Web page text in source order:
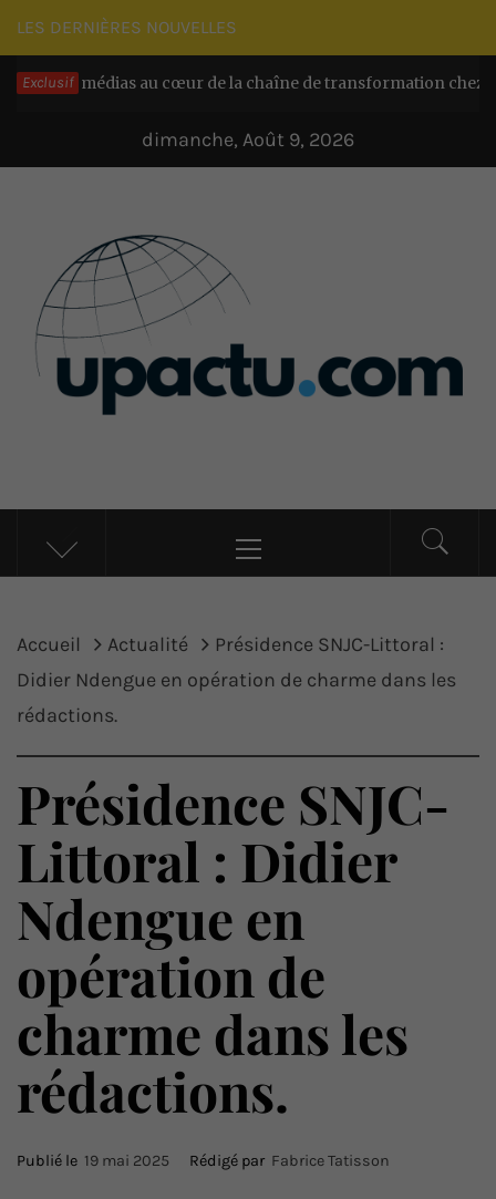
Passer
au
contenu
LES DERNIÈRES NOUVELLES
Exclusif
médias au cœur de la chaîne de transformation chez Ecogreen.
dimanche, Août 9, 2026
UP ACTU
L’actualité d’ici et d’ailleurs
principal
Accueil Actualité
Présidence SNJC-Littoral :
Didier Ndengue en opération de charme dans les
rédactions.
Présidence SNJC-
Littoral : Didier
Ndengue en
opération de
charme dans les
rédactions.
Publié le 19 mai 2025 Rédigé par Fabrice Tatisson